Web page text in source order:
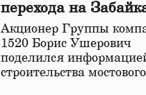
перехода на
железной дороге
Акционер Группы
1520 Борис Ушерович
поделился
строительства